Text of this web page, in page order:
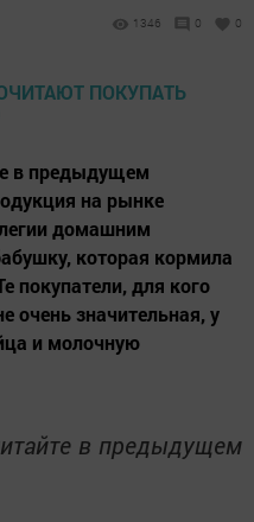
1346 0 0
в предыдущем
на рынке
домашним
которая кормила
покупатели, для кого
очень значительная, у
и молочную
в предыдущем